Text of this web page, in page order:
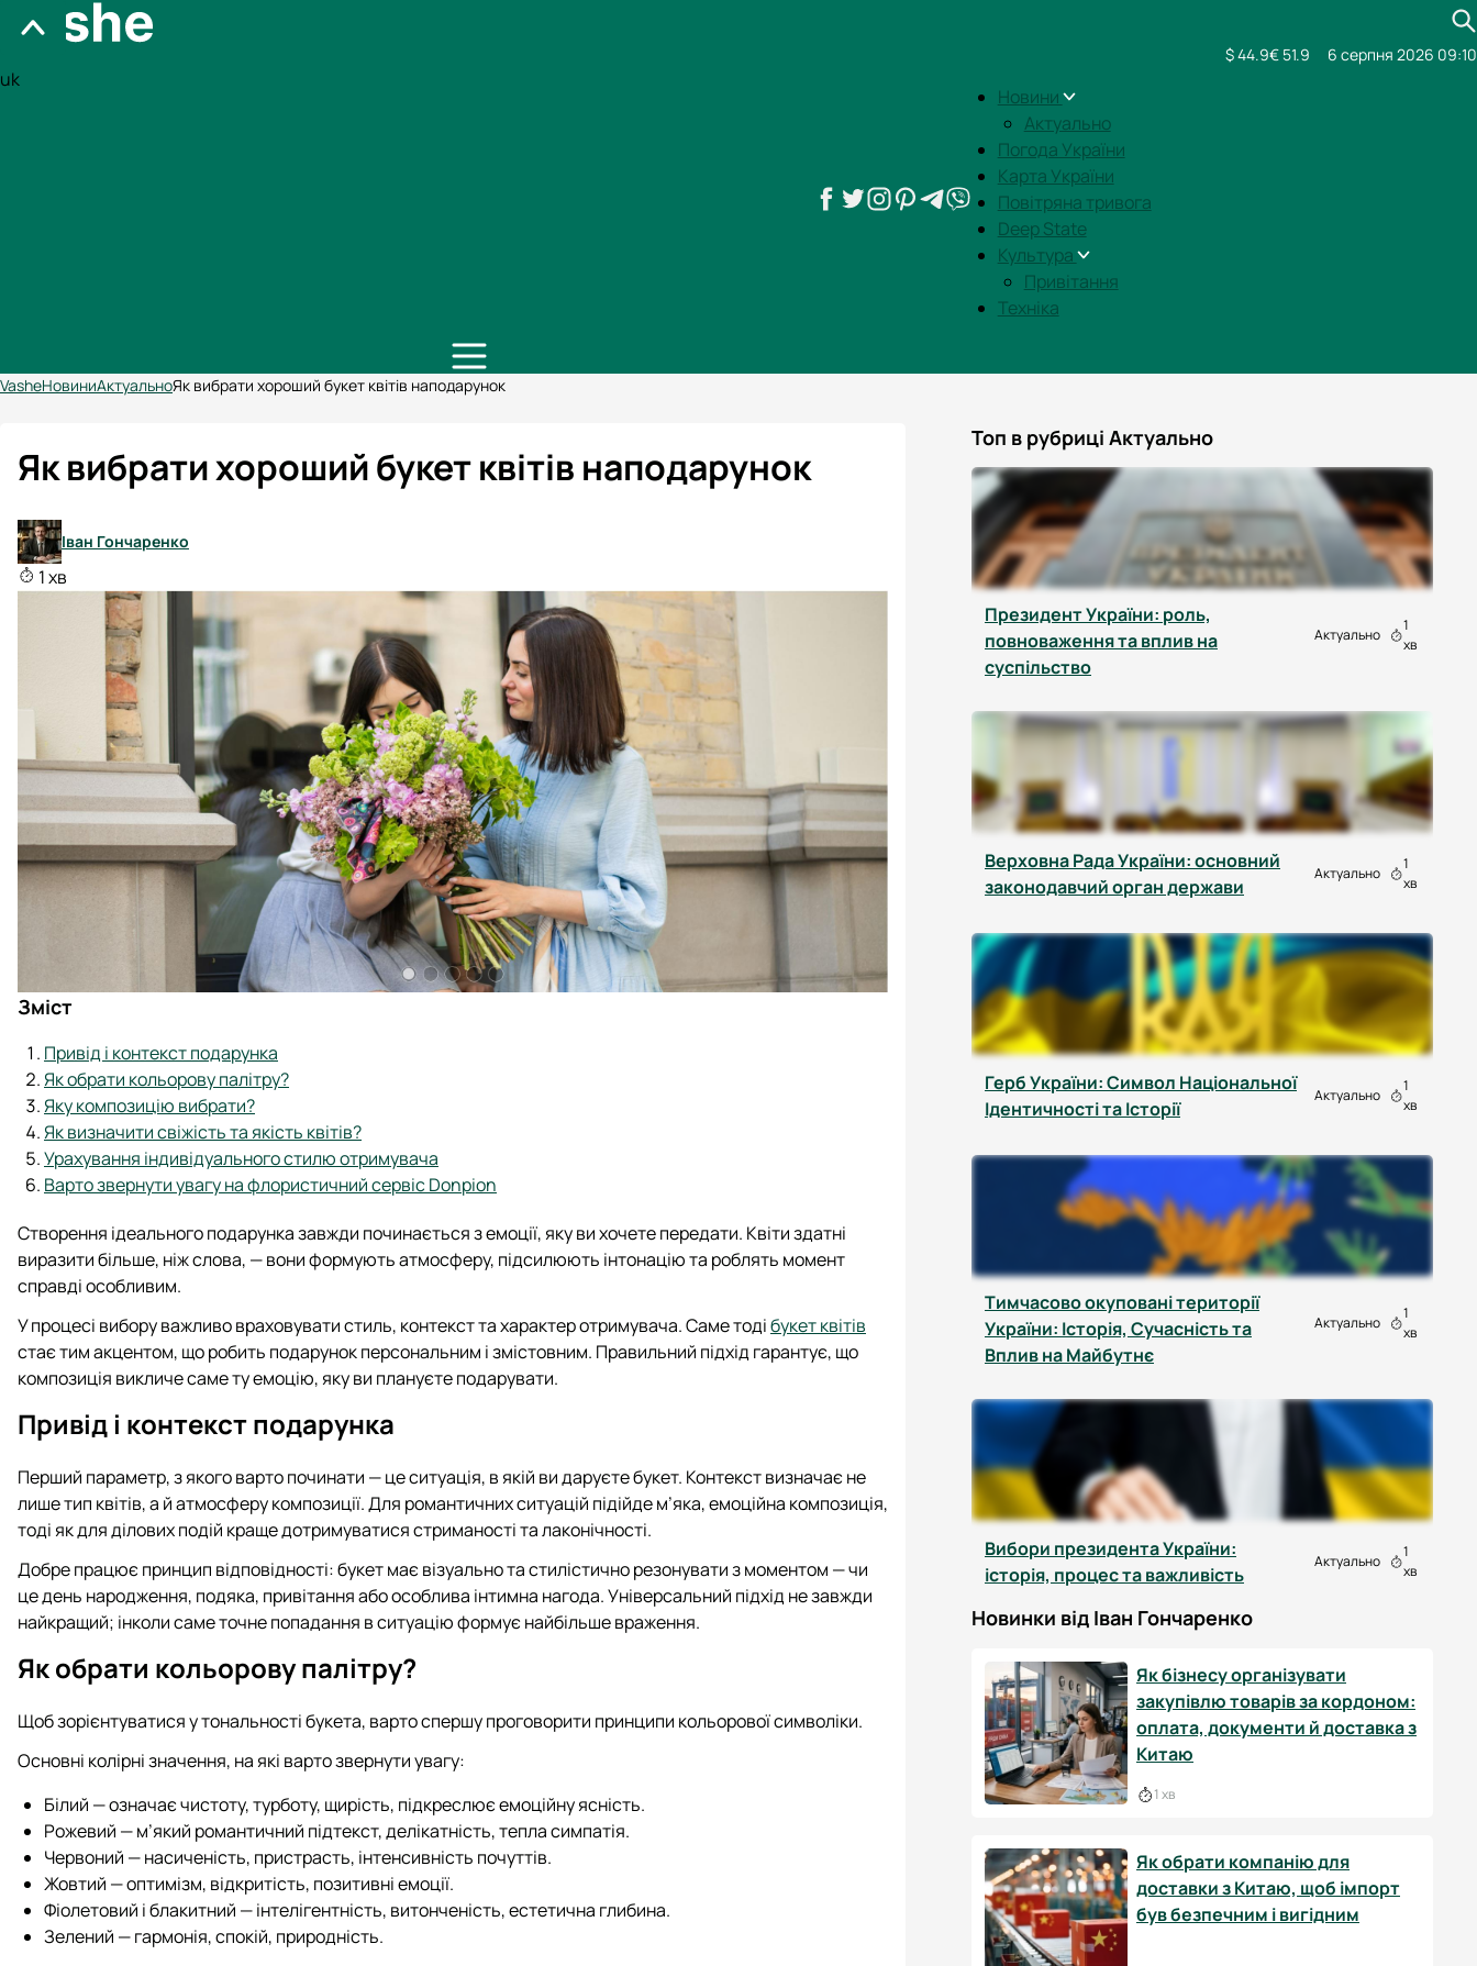
uk
Новини
Актуально
Погода України
Карта України
Повітряна тривога
Deep State
Культура
Привітання
Техніка
$ 44.9€ 51.9 6 серпня 2026 09:10
VasheНовиниАктуальноЯк вибрати хороший букет квітів наподарунок
Як вибрати хороший букет квітів наподарунок
Іван Гончаренко
1 хв
Зміст
Привід і контекст подарунка
Як обрати кольорову палітру?
Яку композицію вибрати?
Як визначити свіжість та якість квітів?
Урахування індивідуального стилю отримувача
Варто звернути увагу на флористичний сервіс Donpion
Створення ідеального подарунка завжди починається з емоції, яку ви хочете передати. Квіти здатні
виразити більше, ніж слова, — вони формують атмосферу, підсилюють інтонацію та роблять момент
справді особливим.
У процесі вибору важливо враховувати стиль, контекст та характер отримувача. Саме тодібукет квітів
стає тим акцентом, що робить подарунок персональним і змістовним. Правильний підхід гарантує, що
композиція викличе саме ту емоцію, яку ви плануєте подарувати.
Привід і контекст подарунка
Перший параметр, з якого варто починати — це ситуація, в якій ви даруєте букет. Контекст визначає не
лише тип квітів, а й атмосферу композиції. Для романтичних ситуацій підійде м’яка, емоційна композиція,
тоді як для ділових подій краще дотримуватися стриманості та лаконічності.
Добре працює принцип відповідності: букет має візуально та стилістично резонувати з моментом — чи
це день народження, подяка, привітання або особлива інтимна нагода. Універсальний підхід не завжди
найкращий; інколи саме точне попадання в ситуацію формує найбільше враження.
Як обрати кольорову палітру?
Щоб зорієнтуватися у тональності букета, варто спершу проговорити принципи кольорової символіки.
Основні колірні значення, на які варто звернути увагу:
Білий — означає чистоту, турботу, щирість, підкреслює емоційну ясність.
Рожевий — м’який романтичний підтекст, делікатність, тепла симпатія.
Червоний — насиченість, пристрасть, інтенсивність почуттів.
Жовтий — оптимізм, відкритість, позитивні емоції.
Фіолетовий і блакитний — інтелігентність, витонченість, естетична глибина.
Зелений — гармонія, спокій, природність.
Топ в рубриці Актуально
Президент України: роль,
повноваження та вплив на
суспільство
Актуально
1
хв
Верховна Рада України: основний
законодавчий орган держави
Актуально
1
хв
Герб України: Символ Національної
Ідентичності та Історії
Актуально
1
хв
Тимчасово окуповані території
України: Історія, Сучасність та
Вплив на Майбутнє
Актуально
1
хв
Вибори президента України:
історія, процес та важливість
Актуально
1
хв
Новинки від Іван Гончаренко
Як бізнесу організувати
закупівлю товарів за кордоном:
оплата, документи й доставка з
Китаю
1 хв
Як обрати компанію для
доставки з Китаю, щоб імпорт
був безпечним і вигідним